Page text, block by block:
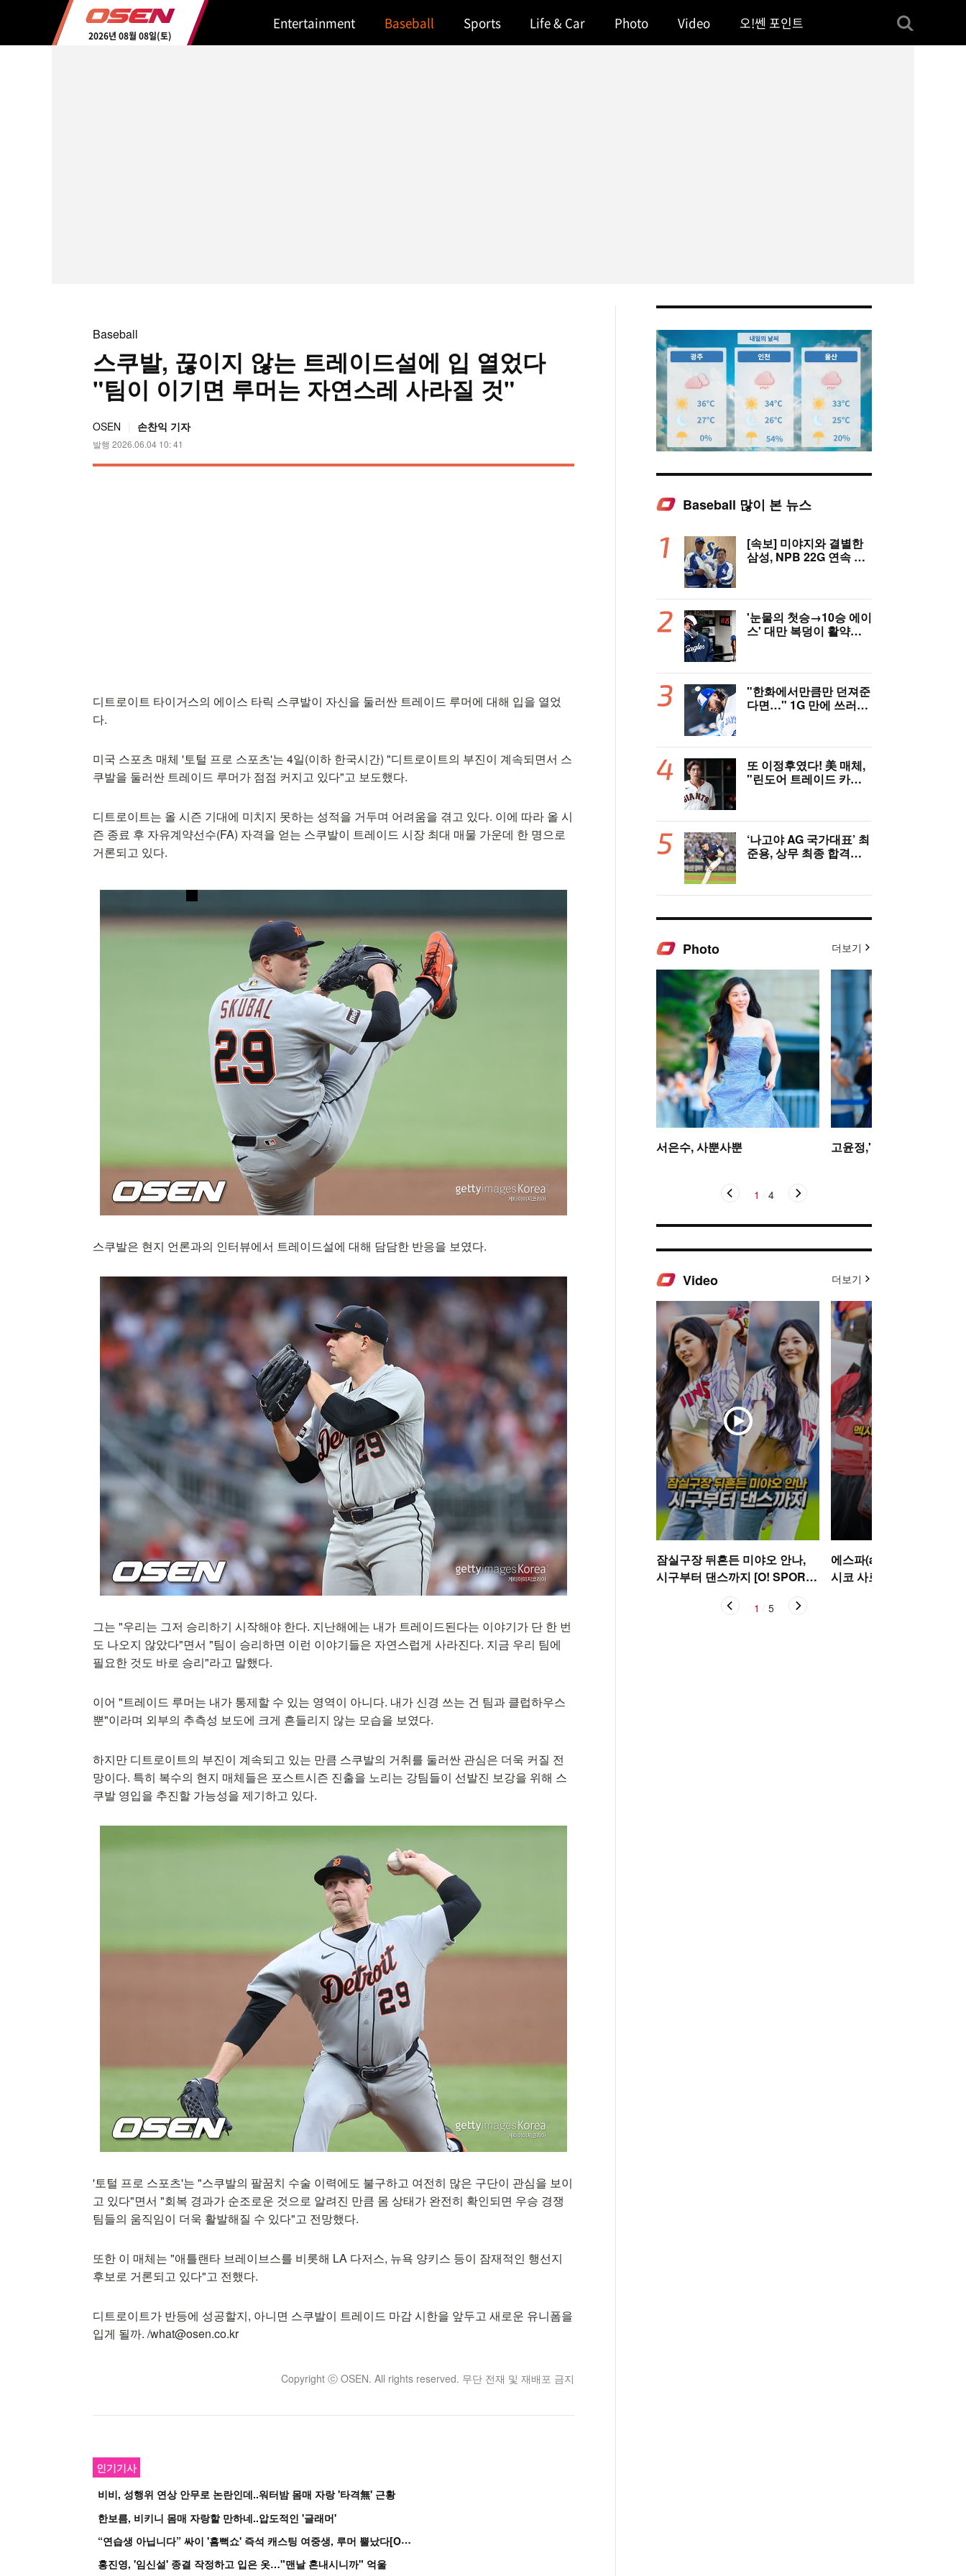
2026년 08월 08일(토)
Entertainment Baseball Sports Life & Car Photo Video 오!쎈 포인트
Baseball
스쿠발, 끊이지 않는 트레이드설에 입 열었다
"팀이 이기면 루머는 자연스레 사라질 것"
OSEN 손찬익 기자
발행 2026.06.04 10: 41
디트로이트 타이거스의 에이스 타릭 스쿠발이 자신을 둘러싼 트레이드 루머에 대해 입을 열었
다.
미국 스포츠 매체 '토털 프로 스포츠'는 4일(이하 한국시간) "디트로이트의 부진이 계속되면서 스
쿠발을 둘러싼 트레이드 루머가 점점 커지고 있다"고 보도했다.
디트로이트는 올 시즌 기대에 미치지 못하는 성적을 거두며 어려움을 겪고 있다. 이에 따라 올 시
즌 종료 후 자유계약선수(FA) 자격을 얻는 스쿠발이 트레이드 시장 최대 매물 가운데 한 명으로
거론되고 있다.
스쿠발은 현지 언론과의 인터뷰에서 트레이드설에 대해 담담한 반응을 보였다.
그는 "우리는 그저 승리하기 시작해야 한다. 지난해에는 내가 트레이드된다는 이야기가 단 한 번
도 나오지 않았다"면서 "팀이 승리하면 이런 이야기들은 자연스럽게 사라진다. 지금 우리 팀에
필요한 것도 바로 승리"라고 말했다.
이어 "트레이드 루머는 내가 통제할 수 있는 영역이 아니다. 내가 신경 쓰는 건 팀과 클럽하우스
뿐"이라며 외부의 추측성 보도에 크게 흔들리지 않는 모습을 보였다.
하지만 디트로이트의 부진이 계속되고 있는 만큼 스쿠발의 거취를 둘러싼 관심은 더욱 커질 전
망이다. 특히 복수의 현지 매체들은 포스트시즌 진출을 노리는 강팀들이 선발진 보강을 위해 스
쿠발 영입을 추진할 가능성을 제기하고 있다.
'토털 프로 스포츠'는 "스쿠발의 팔꿈치 수술 이력에도 불구하고 여전히 많은 구단이 관심을 보이
고 있다"면서 "회복 경과가 순조로운 것으로 알려진 만큼 몸 상태가 완전히 확인되면 우승 경쟁
팀들의 움직임이 더욱 활발해질 수 있다"고 전망했다.
또한 이 매체는 "애틀랜타 브레이브스를 비롯해 LA 다저스, 뉴욕 양키스 등이 잠재적인 행선지
후보로 거론되고 있다"고 전했다.
디트로이트가 반등에 성공할지, 아니면 스쿠발이 트레이드 마감 시한을 앞두고 새로운 유니폼을
입게 될까. /what@osen.co.kr
Copyright ⓒ OSEN. All rights reserved. 무단 전재 및 재배포 금지
인기기사
비비, 성행위 연상 안무로 논란인데..워터밤 몸매 자랑 '타격無' 근황
한보름, 비키니 몸매 자랑할 만하네..압도적인 '글래머'
“
연습생 아닙니다” 싸이 '흠뻑쇼' 즉석 캐스팅 여중생, 루머 뿔났다[Oh!쎈 이...
홍진영, '임신설' 종결 작정하고 입은 옷…"맨날 혼내시니까" 억울
Baseball 많이 본 뉴스
[속보] 미야지와 결별한
삼성, NPB 22G 연속 무
'눈물의 첫승→10승 에이
스' 대만 복덩이 활약에
"한화에서만큼만 던져준
다면…" 1G 만에 쓰러진
또 이정후였다! 美 매체,
"린도어 트레이드 카드
‘나고야 AG 국가대표’ 최
준용, 상무 최종 합격…
Photo 더보기
서은수, 사뿐사뿐 고윤정,'탄성을 자아내는
1 4
Video 더보기
잠실구장 뒤흔든 미야오 안나,
시구부터 댄스까지 [O! SPORT
에스파(aespa) 카리나-윈
시코 사로잡은 태극기 여
1 5